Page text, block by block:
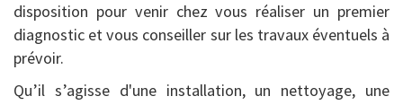
disposition pour venir chez vous réaliser un premier
diagnostic et vous conseiller sur les travaux éventuels à
prévoir.
Qu’il s’agisse d'une installation, un nettoyage, une